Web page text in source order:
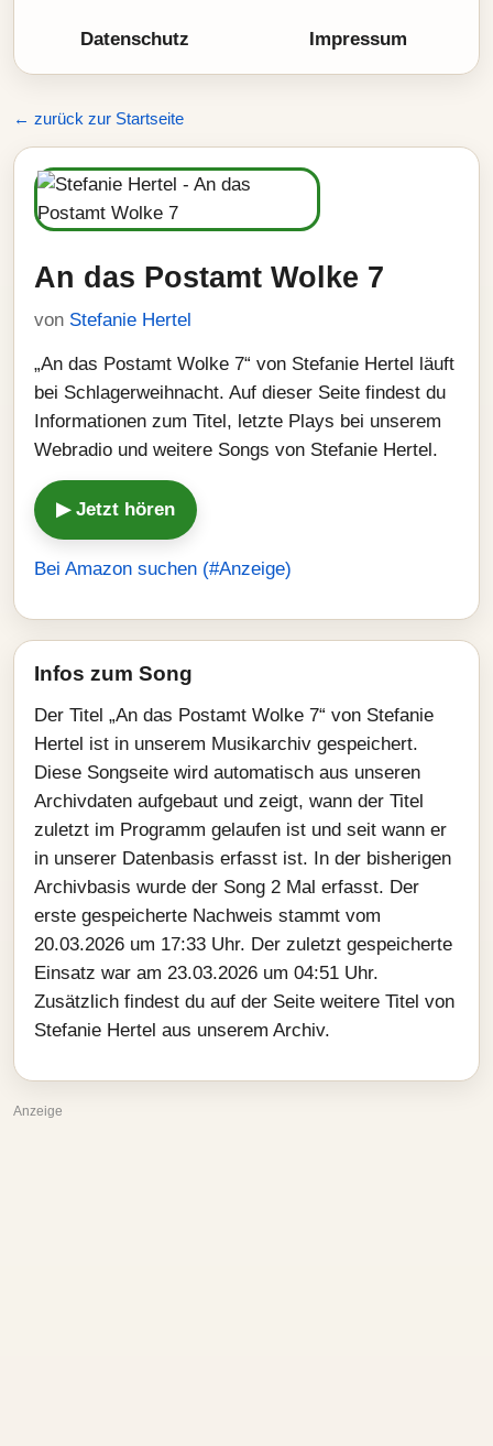
Datenschutz Impressum
← zurück zur Startseite
An das Postamt Wolke 7
von Stefanie Hertel
„An das Postamt Wolke 7“ von Stefanie Hertel läuft
bei Schlagerweihnacht. Auf dieser Seite findest du
Informationen zum Titel, letzte Plays bei unserem
Webradio und weitere Songs von Stefanie Hertel.
▶ Jetzt hören
Bei Amazon suchen (#Anzeige)
Infos zum Song
Der Titel „An das Postamt Wolke 7“ von Stefanie
Hertel ist in unserem Musikarchiv gespeichert.
Diese Songseite wird automatisch aus unseren
Archivdaten aufgebaut und zeigt, wann der Titel
zuletzt im Programm gelaufen ist und seit wann er
in unserer Datenbasis erfasst ist. In der bisherigen
Archivbasis wurde der Song 2 Mal erfasst. Der
erste gespeicherte Nachweis stammt vom
20.03.2026 um 17:33 Uhr. Der zuletzt gespeicherte
Einsatz war am 23.03.2026 um 04:51 Uhr.
Zusätzlich findest du auf der Seite weitere Titel von
Stefanie Hertel aus unserem Archiv.
Anzeige